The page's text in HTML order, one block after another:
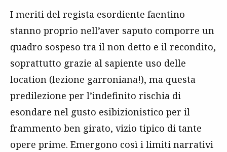
I meriti del regista esordiente faentino
stanno proprio nell’aver saputo comporre un
quadro sospeso tra il non detto e il recondito,
soprattutto grazie al sapiente uso delle
location (lezione garroniana!), ma questa
predilezione per l’indefinito rischia di
esondare nel gusto esibizionistico per il
frammento ben girato, vizio tipico di tante
opere prime. Emergono così i limiti narrativi